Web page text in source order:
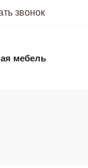
звонок
мебель